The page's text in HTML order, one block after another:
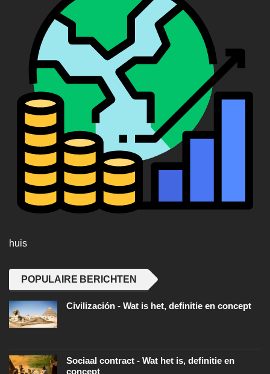
huis
POPULAIRE BERICHTEN
Civilización - Wat is het, definitie en concept
Sociaal contract - Wat het is, definitie en
concept